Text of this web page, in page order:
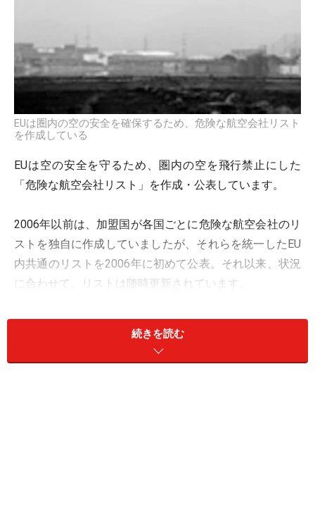
EUは圏内の空の安全を確保するため、危険な航空会社リスト
を作成している
EUは空の安全を守るため、圏内の空を飛行禁止にした
「危険な航空会社リスト」を作成・公表しています。
2006年以前は、加盟国が各国ごとに危険な航空会社のリ
ストを独自に作成していましたが、それらを統一したEU
内共通のリストを2006年に初めて公表。それ以来、状況
に合わせて、リストは随時更新されています。
5年前と最も大きく変わった点は、掲載航空会社の数が
大幅に増えたこと。2006年は95社の航空会社が掲載され
ていたのですが、2011年1月現在では約290社と、約3倍
続きを読む